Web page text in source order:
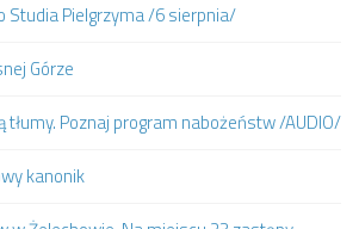
Studia Pielgrzyma /6 sierpnia/
Górze
tłumy. Poznaj program nabożeństw /AUDIO/
kanonik